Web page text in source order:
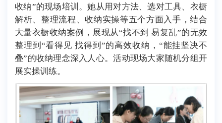
收纳”的现场培训。她从用对方法、选对工具、衣橱
解析、整理流程、收纳实操等五个方面入手，结合
大量衣橱收纳案例，展现从“找不到 易复乱”的无效
整理到“看得见 找得到”的高效收纳，“能挂坚决不
叠”的收纳理念深入人心。活动现场大家随机分组开
展实操训练。